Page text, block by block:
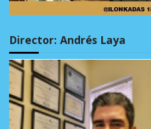
Director: Andrés Laya